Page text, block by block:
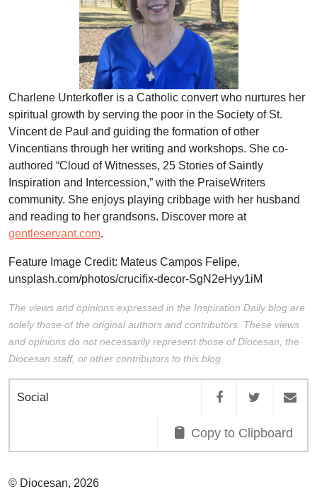
Charlene Unterkofler is a Catholic convert who nurtures her
spiritual growth by serving the poor in the Society of St.
Vincent de Paul and guiding the formation of other
Vincentians through her writing and workshops. She co-
authored “Cloud of Witnesses, 25 Stories of Saintly
Inspiration and Intercession,” with the PraiseWriters
community. She enjoys playing cribbage with her husband
and reading to her grandsons. Discover more at
gentleservant.com.
Feature Image Credit: Mateus Campos Felipe,
unsplash.com/photos/crucifix-decor-SgN2eHyy1iM
The views and opinions expressed in the Inspiration Daily blog are
solely those of the original authors and contributors. These views
and opinions do not necessarily represent those of Diocesan, the
Diocesan staff, or other contributors to this blog.
Social
Copy to Clipboard
© Diocesan, 2026